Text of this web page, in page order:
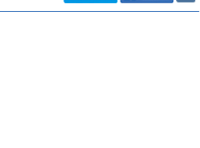
в максимально короткие сроки.